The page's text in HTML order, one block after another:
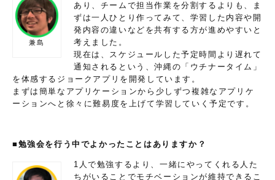
兼島
あり、チームで担当作業を分割するよりも、ま
ずは一人ひとり作ってみて、学習した内容や開
発内容の違いなどを共有する方が進めやすいと
考えました。
現在は、スケジュールした予定時間より遅れて
通知されるという、沖縄の「ウチナータイム」
を体感するジョークアプリを開発しています。
まずは簡単なアプリケーションから少しずつ複雑なアプリケ
ーションへと徐々に難易度を上げて学習していく予定です。
■勉強会を行う中でよかったことはありますか？
1人で勉強するより、一緒にやってくれる人た
ちがいることでモチベーションが維持できるこ